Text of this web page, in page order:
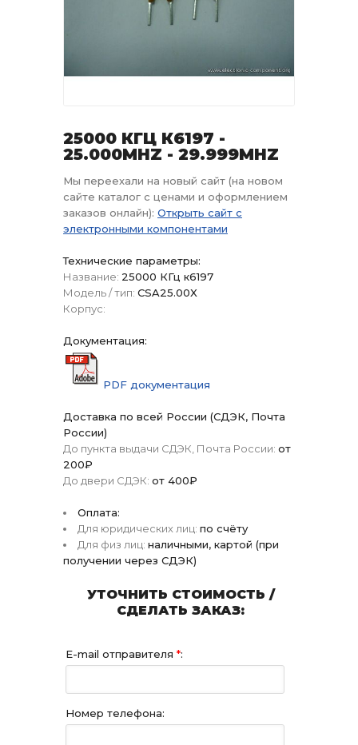
25000 КГЦ К6197 -
25.000MHZ - 29.999MHZ
Мы переехали на новый сайт (на новом
сайте каталог с ценами и оформлением
заказов онлайн): Открыть сайт с
электронными компонентами
Технические параметры:
Название: 25000 КГц к6197
Модель / тип: CSA25.00X
Корпус:
Документация:
PDF документация
Доставка по всей России (СДЭК, Почта
России)
До пункта выдачи СДЭК, Почта России: от
200₽
До двери СДЭК: от 400₽
Оплата:
Для юридических лиц: по счёту
Для физ лиц: наличными, картой (при
получении через СДЭК)
УТОЧНИТЬ СТОИМОСТЬ /
СДЕЛАТЬ ЗАКАЗ:
E-mail отправителя *:
Номер телефона: